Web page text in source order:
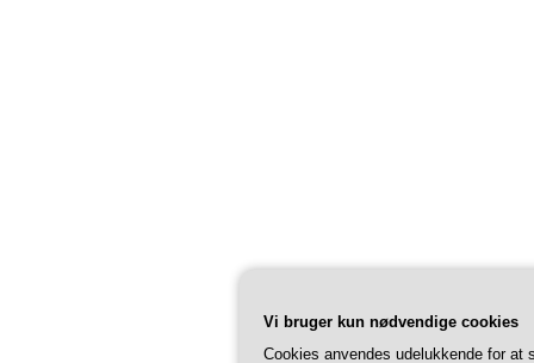
Vi bruger kun nødvendige cookies
Cookies anvendes udelukkende for at